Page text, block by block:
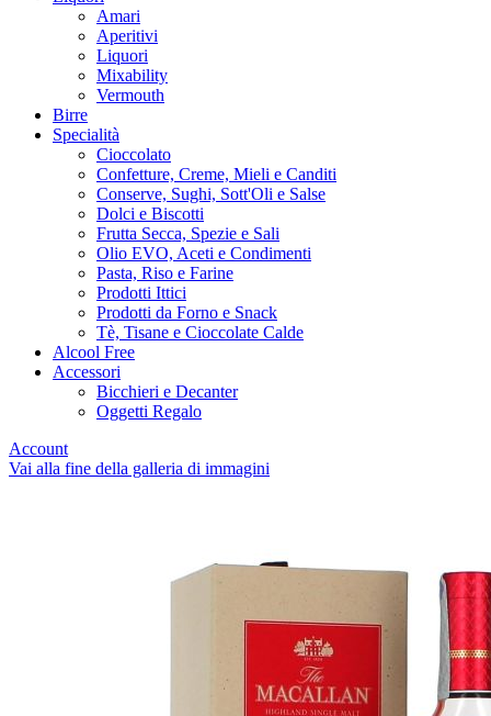
Amari
Aperitivi
Liquori
Mixability
Vermouth
Birre
Specialità
Cioccolato
Confetture, Creme, Mieli e Canditi
Conserve, Sughi, Sott'Oli e Salse
Dolci e Biscotti
Frutta Secca, Spezie e Sali
Olio EVO, Aceti e Condimenti
Pasta, Riso e Farine
Prodotti Ittici
Prodotti da Forno e Snack
Tè, Tisane e Cioccolate Calde
Alcool Free
Accessori
Bicchieri e Decanter
Oggetti Regalo
Account
Vai alla fine della galleria di immagini